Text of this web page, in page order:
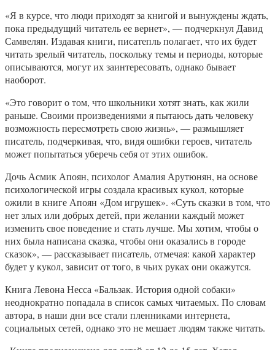
«Я в курсе, что люди приходят за книгой и вынуждены ждать,
пока предыдущий читатель ее вернет», — подчеркнул Давид
Самвелян. Издавая книги, писатепль полагает, что их будет
читать зрелый читатель, поскольку темы и периоды, которые
описываются, могут их заинтересовать, однако бывает
наоборот.
«Это говорит о том, что школьники хотят знать, как жили
раньше. Своими произведениями я пытаюсь дать человеку
возможность пересмотреть свою жизнь», — размышляет
писатель, подчеркивая, что, видя ошибки героев, читатель
может попытаться уберечь себя от этих ошибок.
Дочь Асмик Апоян, психолог Амалия Арутюнян, на основе
психологической игры создала красивых кукол, которые
ожили в книге Апоян «Дом игрушек». «Суть сказки в том, что
нет злых или добрых детей, при желании каждый может
изменить свое поведение и стать лучше. Мы хотим, чтобы о
них была написана сказка, чтобы они оказались в городе
сказок», — рассказывает писатель, отмечая: какой характер
будет у кукол, зависит от того, в чьих руках они окажутся.
Книга Левона Несса «Бальзак. История одной собаки»
неоднократно попадала в список самых читаемых. По словам
автора, в наши дни все стали пленниками интернета,
социальных сетей, однако это не мешает людям также читать.